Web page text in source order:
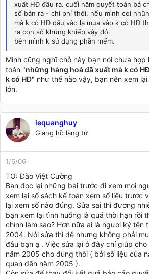
xuất HĐ đầu ra. cuối năm quyết toán bả
số bán ra - chi phí thôi. nếu mình coi
mà k có HĐ dầu vào là mua vào k có HĐ
ra con số khủng khiếp vậy đó.
bên mình k sử dụng phần mếm.
Mình cũng nghĩ chỗ này bạn nói chưa
toán "những hàng hoá đã xuất mà k có
k có HĐ" như thế nào vậy, bạn nên xem
lớn.
lequanghuy
Giang hồ lãng tử
1/6/06
TO: Đào Việt Cường
Bạn đọc lại những bài trước đi xem mọi
xem lại sổ sách kế toán xem số liệu trước
lại xem số nào đúng. Sửa sai thì đương
bạn xem lại tình huống là quá thời hạn rồi
chính làm sao? Hơn nữa ai là người ký tên
2004. Nói sửa thì dễ nhưng không phải
đâu bạn ạ . Việc sửa lại ở đây chỉ giúp
năm 2005 cho đúng thôi ( bởi số liệu của
quan đến năm 2005 ).